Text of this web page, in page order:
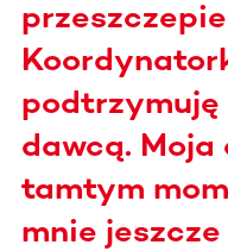
podtrzymuję
dawcą. Moja
tamtym
mnie